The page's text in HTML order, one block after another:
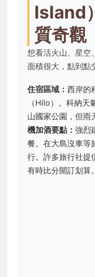
Island
質奇觀
想看活火山、星空
面積很大，點到點
住宿區域： 西岸的
（Hilo）。科納天
山國家公園，但雨
機加酒要點： 強烈
餐。在大島沒車等
行。許多旅行社提
有時比分開訂划算。